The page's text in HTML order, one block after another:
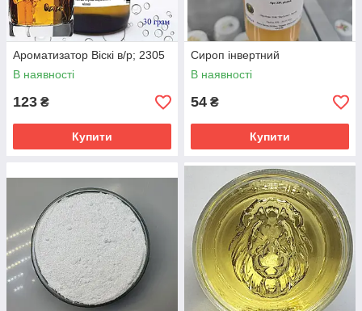
Ароматизатор Віскі в/р; 2305
В наявності
123 ₴
Купити
Сироп інвертний
В наявності
54 ₴
Купити